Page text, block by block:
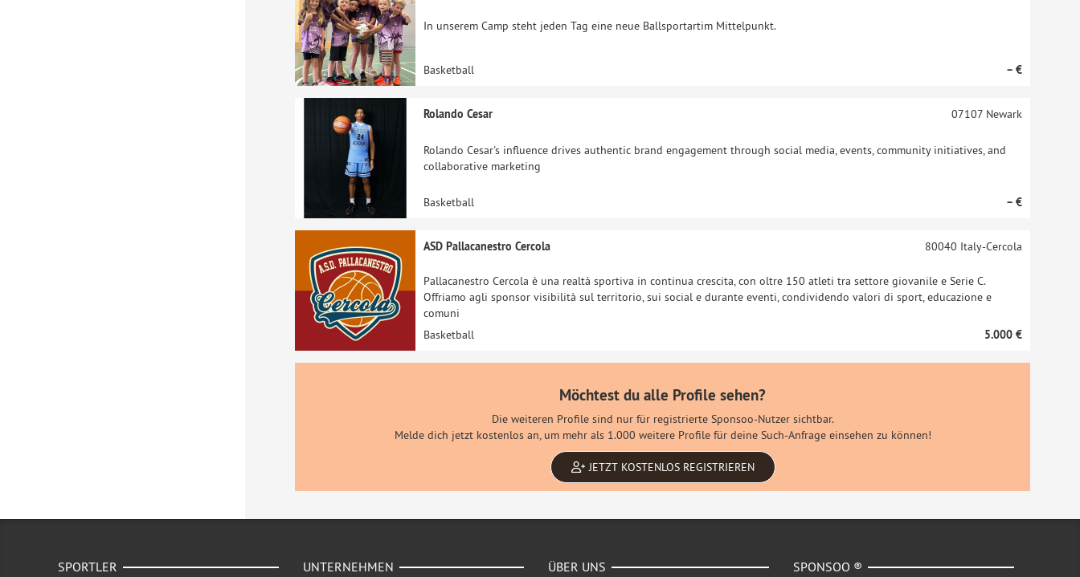
In unserem Camp steht jeden Tag eine neue Ballsportartim Mittelpunkt.
Basketball – €
Rolando Cesar
Rolando Cesar's influence drives authentic brand engagement through social media, events, community initiatives, and
collaborative marketing
07107Newark
Basketball – €
ASD Pallacanestro Cercola
Pallacanestro Cercola è una realtà sportiva in continua crescita, con oltre 150 atleti tra settore giovanile e Serie C.
Offriamo agli sponsor visibilità sul territorio, sui social e durante eventi, condividendo valori di sport, educazione e
comuni
80040 Italy-Cercola
Basketball 5.000 €
Möchtest du alle Profile sehen?
Die weiteren Profile sind nur für registrierte Sponsoo-Nutzer sichtbar.
Melde dich jetzt kostenlos an, um mehr als 1.000 weitere Profile für deine Such-Anfrage einsehen zu können!
JETZT KOSTENLOS REGISTRIEREN
SPORTLER UNTERNEHMEN ÜBER UNS SPONSOO ®